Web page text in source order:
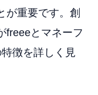
が重要です。創
freeeとマネーフ
徴を詳しく見